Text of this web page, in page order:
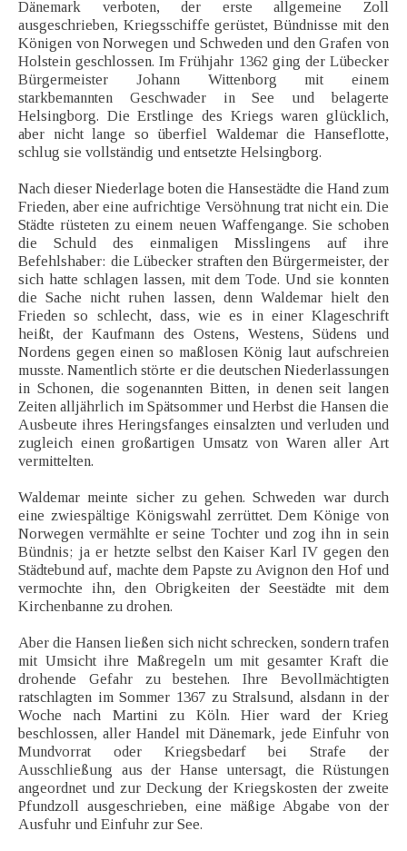
Dänemark verboten, der erste allgemeine Zoll
ausgeschrieben, Kriegsschiffe gerüstet, Bündnisse mit den
Königen von Norwegen und Schweden und den Grafen von
Holstein geschlossen. Im Frühjahr 1362 ging der Lübecker
Bürgermeister Johann Wittenborg mit einem
starkbemannten Geschwader in See und belagerte
Helsingborg. Die Erstlinge des Kriegs waren glücklich,
aber nicht lange so überfiel Waldemar die Hanseflotte,
schlug sie vollständig und entsetzte Helsingborg.
Nach dieser Niederlage boten die Hansestädte die Hand zum
Frieden, aber eine aufrichtige Versöhnung trat nicht ein. Die
Städte rüsteten zu einem neuen Waffengange. Sie schoben
die Schuld des einmaligen Misslingens auf ihre
Befehlshaber: die Lübecker straften den Bürgermeister, der
sich hatte schlagen lassen, mit dem Tode. Und sie konnten
die Sache nicht ruhen lassen, denn Waldemar hielt den
Frieden so schlecht, dass, wie es in einer Klageschrift
heißt, der Kaufmann des Ostens, Westens, Südens und
Nordens gegen einen so maßlosen König laut aufschreien
musste. Namentlich störte er die deutschen Niederlassungen
in Schonen, die sogenannten Bitten, in denen seit langen
Zeiten alljährlich im Spätsommer und Herbst die Hansen die
Ausbeute ihres Heringsfanges einsalzten und verluden und
zugleich einen großartigen Umsatz von Waren aller Art
vermittelten.
Waldemar meinte sicher zu gehen. Schweden war durch
eine zwiespältige Königswahl zerrüttet. Dem Könige von
Norwegen vermählte er seine Tochter und zog ihn in sein
Bündnis; ja er hetzte selbst den Kaiser Karl IV gegen den
Städtebund auf, machte dem Papste zu Avignon den Hof und
vermochte ihn, den Obrigkeiten der Seestädte mit dem
Kirchenbanne zu drohen.
Aber die Hansen ließen sich nicht schrecken, sondern trafen
mit Umsicht ihre Maßregeln um mit gesamter Kraft die
drohende Gefahr zu bestehen. Ihre Bevollmächtigten
ratschlagten im Sommer 1367 zu Stralsund, alsdann in der
Woche nach Martini zu Köln. Hier ward der Krieg
beschlossen, aller Handel mit Dänemark, jede Einfuhr von
Mundvorrat oder Kriegsbedarf bei Strafe der
Ausschließung aus der Hanse untersagt, die Rüstungen
angeordnet und zur Deckung der Kriegskosten der zweite
Pfundzoll ausgeschrieben, eine mäßige Abgabe von der
Ausfuhr und Einfuhr zur See.